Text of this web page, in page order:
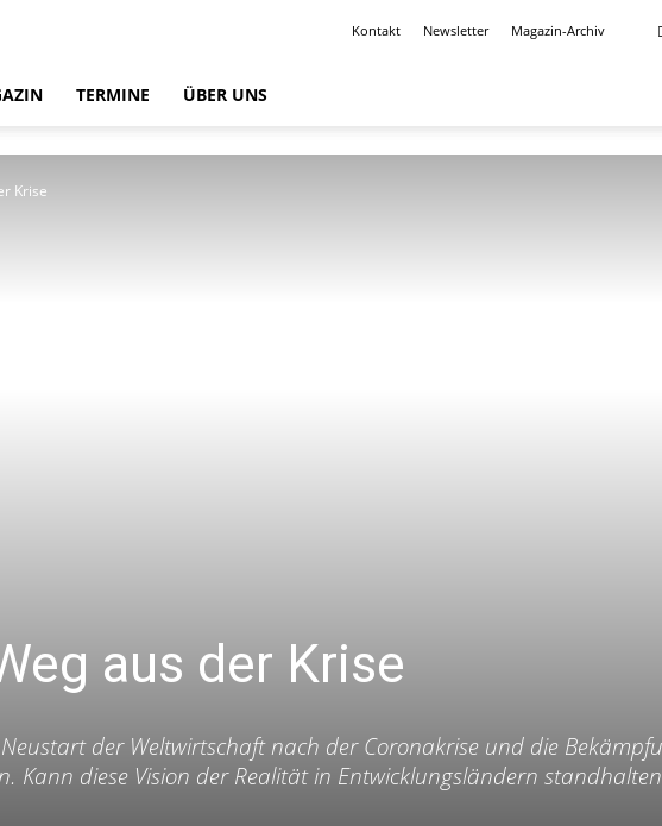
Kontakt Newsletter Magazin-Archiv
TERMINE ÜBER UNS
Krise
aus der Krise
der Weltwirtschaft nach der Coronakrise und die
Kann diese Vision der Realität in Entwicklungsländern